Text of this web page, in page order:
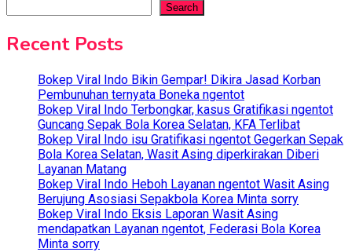
Search
Recent Posts
Bokep Viral Indo Bikin Gempar! Dikira Jasad Korban
Pembunuhan ternyata Boneka ngentot
Bokep Viral Indo Terbongkar, kasus Gratifikasi ngentot
Guncang Sepak Bola Korea Selatan, KFA Terlibat
Bokep Viral Indo isu Gratifikasi ngentot Gegerkan Sepak
Bola Korea Selatan, Wasit Asing diperkirakan Diberi
Layanan Matang
Bokep Viral Indo Heboh Layanan ngentot Wasit Asing
Berujung Asosiasi Sepakbola Korea Minta sorry
Bokep Viral Indo Eksis Laporan Wasit Asing
mendapatkan Layanan ngentot, Federasi Bola Korea
Minta sorry